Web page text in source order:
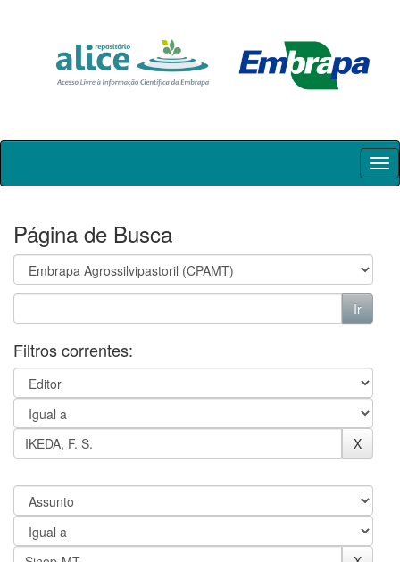
Skip
Página de Busca
Filtros correntes: